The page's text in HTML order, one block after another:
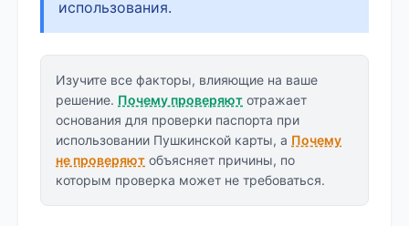
использования.
Изучите все факторы, влияющие на ваше
решение. Почему проверяют отражает
основания для проверки паспорта при
использовании Пушкинской карты, а Почему
не проверяют объясняет причины, по
которым проверка может не требоваться.